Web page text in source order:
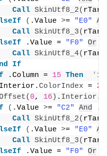
Call SkinUtf8_2(
( .Value >= "E0"
Call SkinUtf8_3(
.Value = "F0" Or
Call SkinUtf8_4(
If
.Column = 15 Then
'16
ColorIndex = 20
( 0, 16 ) . Interior .
( .Value >= "C2" And
Call SkinUtf8_2(
( .Value >= "E0"
Call SkinUtf8_3(
.Value = "F0" Or